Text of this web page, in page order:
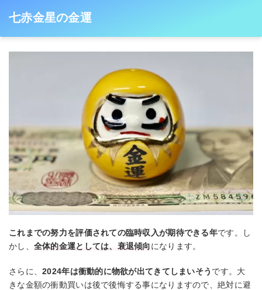
七赤金星の金運
これまでの努力を評価されての臨時収入が期待できる年です。し
かし、 全体的金運としては、衰退傾向になります。
さらに、2024年は衝動的に物欲が出てきてしまいそう です。大
きな金額の衝動買いは後で後悔する事になりますので、絶対に避